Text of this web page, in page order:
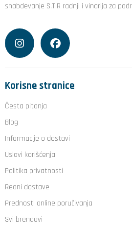
snabdevanje S.T.R radnji i vinarija za
Korisne stranice
Česta pitanja
Blog
Informacije o dostavi
Uslovi korišćenja
Politika privatnosti
Reoni dostave
Prednosti online poručivanja
Svi brendovi